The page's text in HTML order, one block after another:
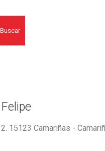
Buscar
2. 15123 Camariñas -